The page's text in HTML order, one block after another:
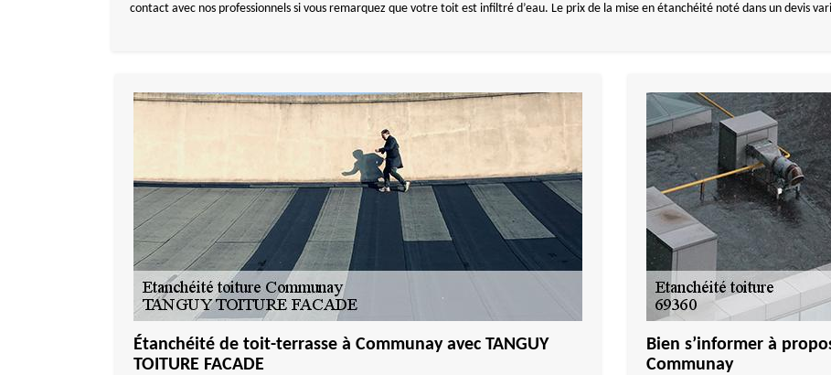
contact avec nos professionnels si vous remarquez que votre toit est infiltré d’eau. Le prix de la mise en étanchéité noté dans un devis
Étanchéité de toit-terrasse à Communay avec TANGUY
TOITURE FACADE
Bien s’informer à
Communay